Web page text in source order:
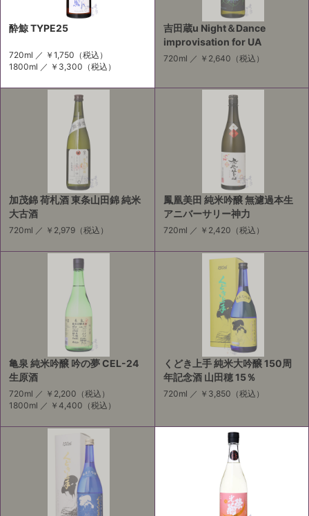
酔鯨 TYPE25
720ml ／ ￥1,750 （税込）
1800ml ／ ￥3,300 （税込）
吉田蔵u Night＆Dance
improvisation for UA
720ml ／ ￥2,640 （税込）
加茂錦 荷札酒 東条山田錦 純米
大古酒
720ml ／ ￥2,979 （税込）
鳳凰美田 純米吟醸 無濾過本生
アニバーサリー神力
720ml ／ ￥2,420 （税込）
亀泉 純米吟醸 吟の夢 CEL-24
生原酒
720ml ／ ￥2,200 （税込）
1800ml ／ ￥4,400 （税込）
くどき上手 純米大吟醸 150周
年記念酒 山田穂 15％
720ml ／ ￥3,850 （税込）